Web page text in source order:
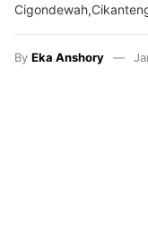
By Eka Anshory